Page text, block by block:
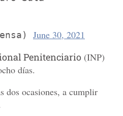
June 30, 2021
Penitenciario (INP)
días.
dos ocasiones, a cumplir